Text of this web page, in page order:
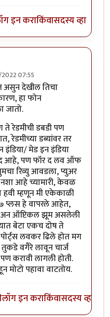
इन कराकिंवासदस्य व्हा
07:55
तुमचा review काय
असुन देखील तिचा
हा फोन
जातो.
रेडमीची डबडी पण
रेडमीच्या डब्यांवर तर
मेड इन इंडिया
आहे, पण फॉर द लव ऑफ
रिव्यु आवडला, प्युअर
आहे च्यामारी, केवळ
हवी म्हणून मी एकेकाळी
७ प्लस हे वापरले आहेत,
ऑप्टिकल झूम असलेली
बेटा एकच दोष ते
लवकर ढिले होत मग
तुकडे वगैरे लावून चार्ज
करावी लागली होती.
मोटो पहावा वाटतोय.
लॉग इन कराकिंवासदस्य व्हा